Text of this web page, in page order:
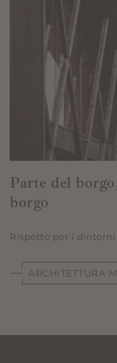
Parte del
borgo
Rispetto per i dintorni
ARCHITETTURA